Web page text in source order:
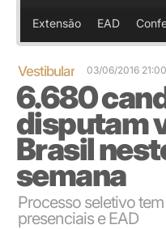
Educação Básica
Graduação
Pós-graduação
Educação a Distância
Pesquisa
Extensão
Infraestrutura e Serviços
Sobre a ULBRA
Extensão EAD
Vestibular 03/06/2016 21:00
6.680
disputam
Brasil
semana
Processo seletivo
presenciais e EAD